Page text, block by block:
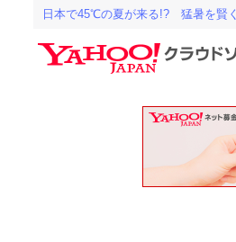
日本で45℃の夏が来る!? 猛暑を賢